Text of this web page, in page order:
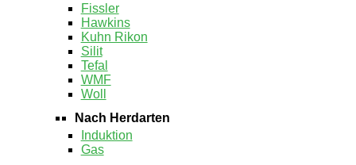
Fissler
Hawkins
Kuhn Rikon
Silit
Tefal
WMF
Woll
Nach Herdarten
Induktion
Gas